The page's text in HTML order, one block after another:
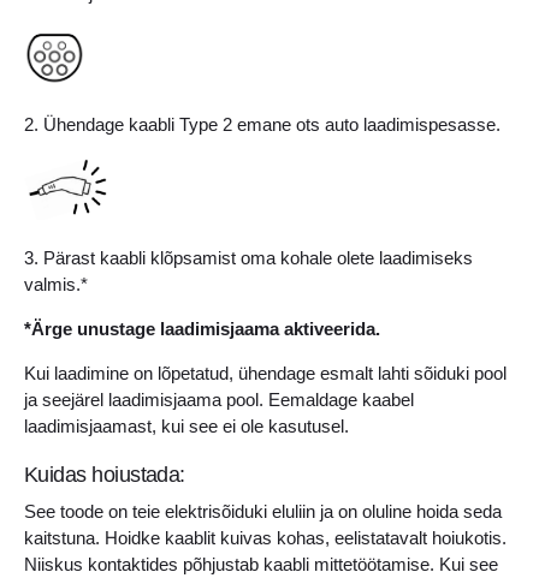
2. Ühendage kaabli Type 2 emane ots auto laadimispesasse.
3. Pärast kaabli klõpsamist oma kohale olete laadimiseks
valmis.*
*Ärge unustage laadimisjaama aktiveerida.
Kui laadimine on lõpetatud, ühendage esmalt lahti sõiduki pool
ja seejärel laadimisjaama pool. Eemaldage kaabel
laadimisjaamast, kui see ei ole kasutusel.
Kuidas hoiustada:
See toode on teie elektrisõiduki eluliin ja on oluline hoida seda
kaitstuna. Hoidke kaablit kuivas kohas, eelistatavalt hoiukotis.
Niiskus kontaktides põhjustab kaabli mittetöötamise. Kui see